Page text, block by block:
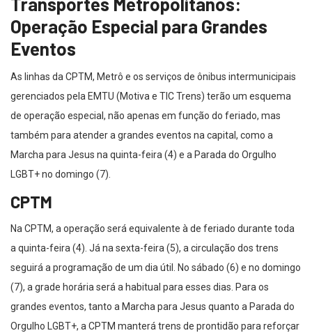
Operação Especial para Grandes
Eventos
As linhas da CPTM, Metrô e os serviços de ônibus intermunicipais
gerenciados pela EMTU (Motiva e TIC Trens) terão um esquema
de operação especial, não apenas em função do feriado, mas
também para atender a grandes eventos na capital, como a
Marcha para Jesus na quinta-feira (4) e a Parada do Orgulho
LGBT+ no domingo (7).
CPTM
Na CPTM, a operação será equivalente à de feriado durante toda
a quinta-feira (4). Já na sexta-feira (5), a circulação dos trens
seguirá a programação de um dia útil. No sábado (6) e no domingo
(7), a grade horária será a habitual para esses dias. Para os
grandes eventos, tanto a Marcha para Jesus quanto a Parada do
Orgulho LGBT+, a CPTM manterá trens de prontidão para reforçar